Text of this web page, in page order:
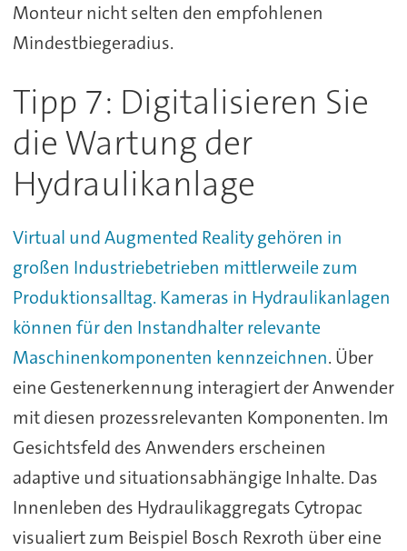
Monteur nicht selten den empfohlenen
Mindestbiegeradius.
Tipp 7: Digitalisieren Sie
die Wartung der
Hydraulikanlage
Virtual und Augmented Reality gehören in
großen Industriebetrieben mittlerweile zum
Produktionsalltag. Kameras in Hydraulikanlagen
können für den Instandhalter relevante
Maschinenkomponenten kennzeichnen. Über
eine Gestenerkennung interagiert der Anwender
mit diesen prozessrelevanten Komponenten. Im
Gesichtsfeld des Anwenders erscheinen
adaptive und situationsabhängige Inhalte. Das
Innenleben des Hydraulikaggregats Cytropac
visualiert zum Beispiel Bosch Rexroth über eine